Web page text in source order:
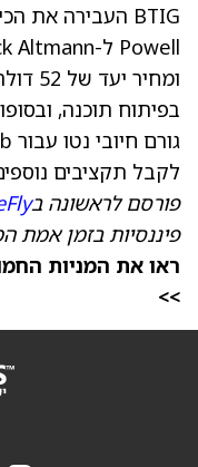
BTIG העבירה את הכיסוי על GitLab (
לקבל תקציבים
פורסם לראשונה ב
פיננסיות בזמן אמת
>>